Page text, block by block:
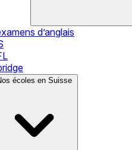
d’anglais
écoles en Suisse